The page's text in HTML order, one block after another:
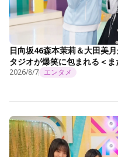
日向坂46森本茉莉＆大田美
タジオが爆笑に包まれる＜
2026/8/7 エンタメ